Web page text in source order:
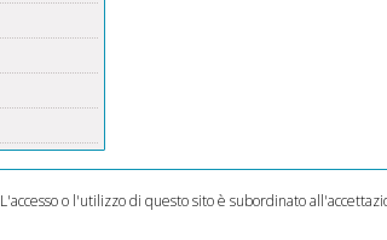
L'accesso o l'utilizzo di questo sito è subordinato